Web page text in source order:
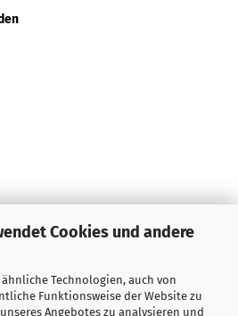
Cookies und andere
Technologien, auch von
Funktionsweise der Website zu
Angebotes zu analysieren und